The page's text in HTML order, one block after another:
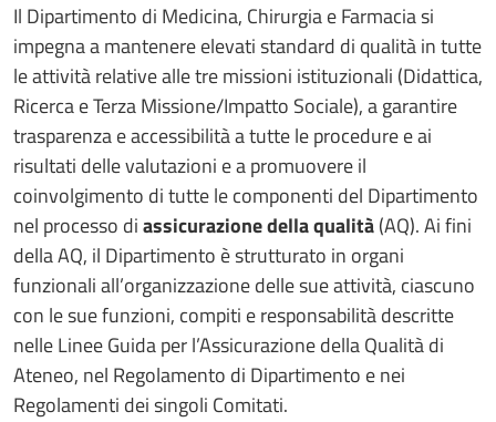
Il Dipartimento di Medicina, Chirurgia e Farmacia si
impegna a mantenere elevati standard di qualità in tutte
le attività relative alle tre missioni istituzionali (Didattica,
Ricerca e Terza Missione/Impatto Sociale), a garantire
trasparenza e accessibilità a tutte le procedure e ai
risultati delle valutazioni e a promuovere il
coinvolgimento di tutte le componenti del Dipartimento
nel processo diassicurazione della qualità(AQ). Ai fini
della AQ, il Dipartimento è strutturato in organi
funzionali all’organizzazione delle sue attività, ciascuno
con le sue funzioni, compiti e responsabilità descritte
nelle Linee Guida per l’Assicurazione della Qualità di
Ateneo, nel Regolamento di Dipartimento e nei
Regolamenti dei singoli Comitati.